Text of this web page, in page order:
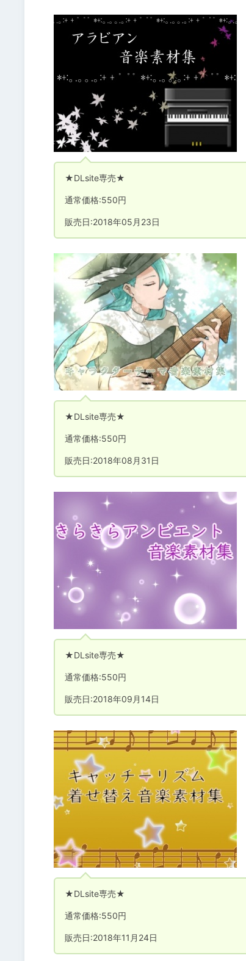
★DLsite専売★
通常価格:550円
販売日:2018年05月23日
★DLsite専売★
通常価格:550円
販売日:2018年08月31日
★DLsite専売★
通常価格:550円
販売日:2018年09月14日
★DLsite専売★
通常価格:550円
販売日:2018年11月24日